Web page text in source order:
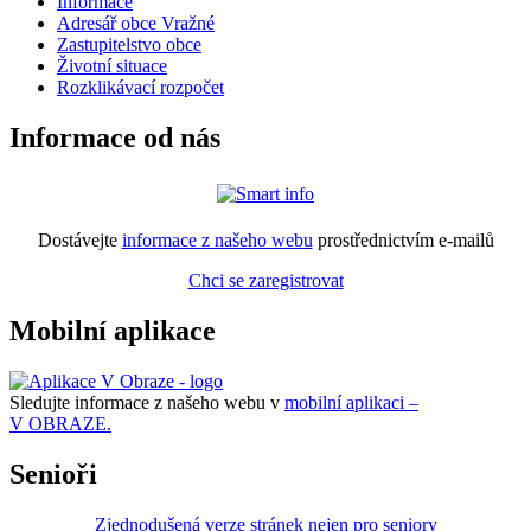
Adresář obce Vražné
Zastupitelstvo obce
Životní situace
Rozklikávací rozpočet
Informace od nás
Dostávejte informace z našeho webu prostřednictvím e-mailů
Chci se zaregistrovat
Mobilní aplikace
Sledujte informace z našeho webu v mobilní aplikaci –
V OBRAZE.
Senioři
Zjednodušená verze stránek nejen pro seniory